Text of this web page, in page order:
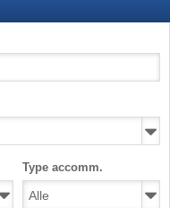
Type accomm.